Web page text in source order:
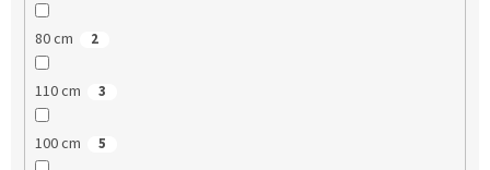
80 cm 2
110 cm 3
100 cm 5